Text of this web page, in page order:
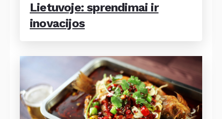
Lietuvoje: sprendimai ir
inovacijos